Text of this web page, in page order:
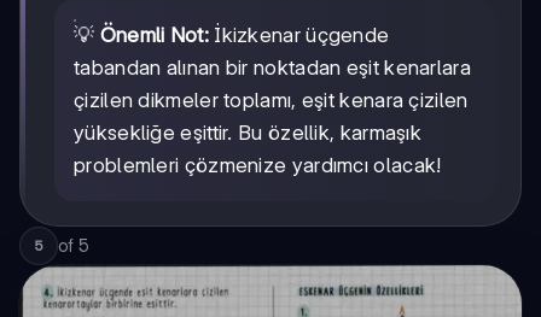
💡 Önemli Not:İkizkenar üçgende
tabandan alınan bir noktadan eşit kenarlara
çizilen dikmeler toplamı, eşit kenara çizilen
yüksekliğe eşittir. Bu özellik, karmaşık
problemleri çözmenize yardımcı olacak!
5 of 5